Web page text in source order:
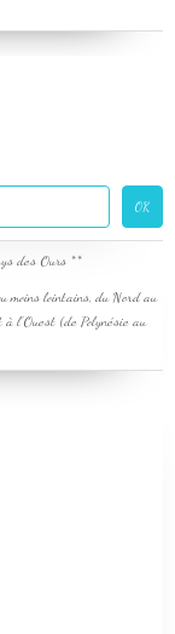
moins lointains, du Nord au
l'Ouest (de Polynésie au